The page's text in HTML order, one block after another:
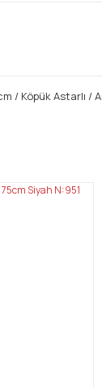
/ Köpük Astarlı /
ürün
görüntülenemiyor.